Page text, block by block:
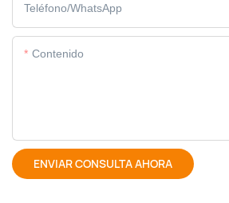
Teléfono/WhatsApp
Contenido
ENVIAR CONSULTA AHORA